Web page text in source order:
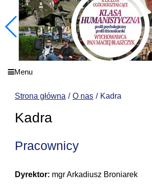
Menu
Strona główna O nas Kadra
Kadra
Pracownicy
Dyrektor: mgr Arkadiusz Broniarek